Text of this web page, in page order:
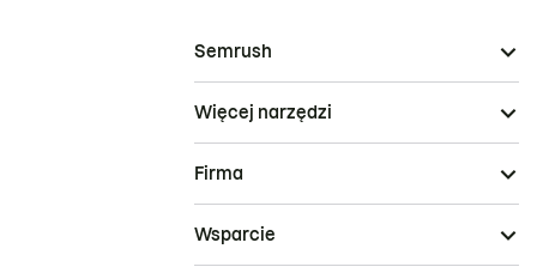
Semrush
Więcej narzędzi
Firma
Wsparcie